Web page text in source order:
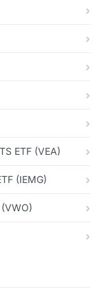
ETF (VEA)
(IEMG)